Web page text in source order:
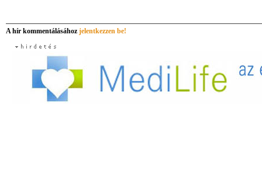
A hír kommentálásához jelentkezzen be!